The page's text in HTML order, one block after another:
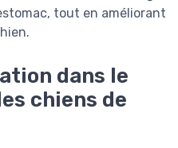
tout en améliorant
dans le
chiens de